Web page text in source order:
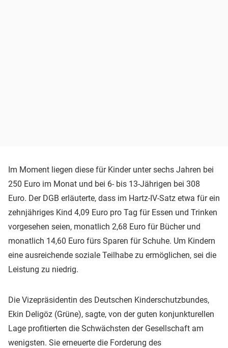
Im Moment liegen diese für Kinder unter sechs Jahren bei
250 Euro im Monat und bei 6- bis 13-Jährigen bei 308
Euro. Der DGB erläuterte, dass im Hartz-IV-Satz etwa für ein
zehnjähriges Kind 4,09 Euro pro Tag für Essen und Trinken
vorgesehen seien, monatlich 2,68 Euro für Bücher und
monatlich 14,60 Euro fürs Sparen für Schuhe. Um Kindern
eine ausreichende soziale Teilhabe zu ermöglichen, sei die
Leistung zu niedrig.
Die Vizepräsidentin des Deutschen Kinderschutzbundes,
Ekin Deligöz (Grüne), sagte, von der guten konjunkturellen
Lage profitierten die Schwächsten der Gesellschaft am
wenigsten. Sie erneuerte die Forderung des